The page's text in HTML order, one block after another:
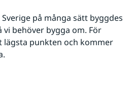
på många sätt byggdes
vi behöver bygga om. För
punkten och kommer